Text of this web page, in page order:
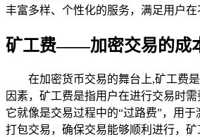
丰富多样、个性化的服务，满足用户在
矿工费——加密交易的成
在加密货币交易的舞台上,矿工费
因素，矿工费是指用户在进行交易时需
它就像是交易过程中的“过路费”，用
打包交易，确保交易能够顺利进行，矿